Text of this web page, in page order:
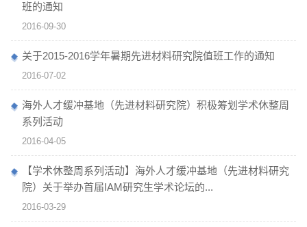
班的通知
2016-09-30
关于2015-2016学年暑期先进材料研究院值班工作的通知
2016-07-02
海外人才缓冲基地（先进材料研究院）积极筹划学术休整周
系列活动
2016-04-05
【学术休整周系列活动】海外人才缓冲基地（先进材料研究
院）关于举办首届IAM研究生学术论坛的...
2016-03-29